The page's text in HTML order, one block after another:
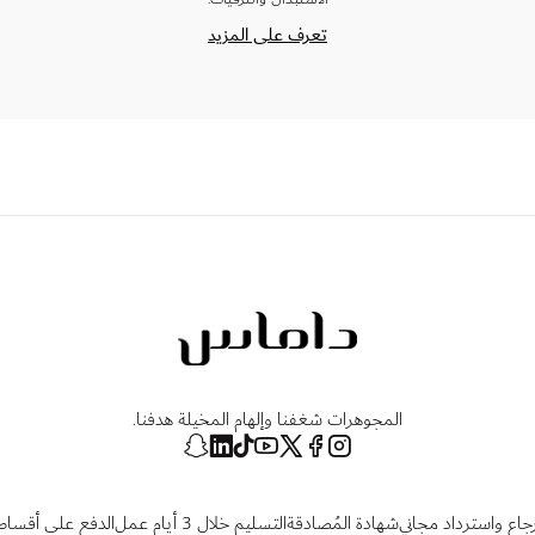
تعرف على المزيد
المجوهرات شغفنا وإلهام المخيلة هدفنا.
واسترداد مجانيشهادة المُصادقةالتسليم خلال 3 أيام عمل الدفع على